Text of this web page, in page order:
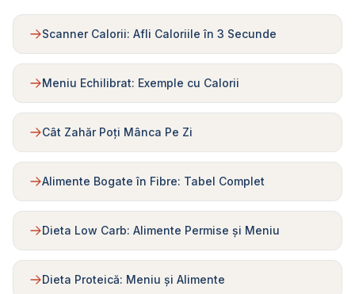
Scanner Calorii: Afli Caloriile în 3 Secunde
Meniu Echilibrat: Exemple cu Calorii
Cât Zahăr Poți Mânca Pe Zi
Alimente Bogate în Fibre: Tabel Complet
Dieta Low Carb: Alimente Permise și Meniu
Dieta Proteică: Meniu și Alimente